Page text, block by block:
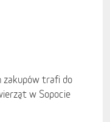
zakupów trafi do
w Sopocie